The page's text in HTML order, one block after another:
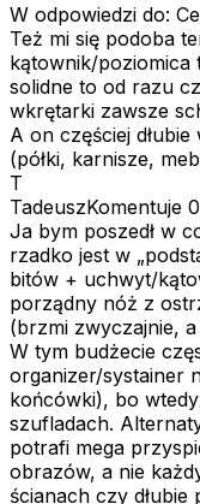
W odpowiedzi do:
Też mi się podoba
kątownik/poziomica
solidne to od razu
wkrętarki zawsze
A on częściej
(półki, karnisze,
T
TadeuszKomentuje
Ja bym poszedł w
rzadko jest w
bitów + uchwyt/
porządny nóż z
(brzmi zwyczajnie,
W tym budżecie
organizer/systainer
końcówki), bo
szufladach.
potrafi mega
obrazów, a nie
ścianach czy